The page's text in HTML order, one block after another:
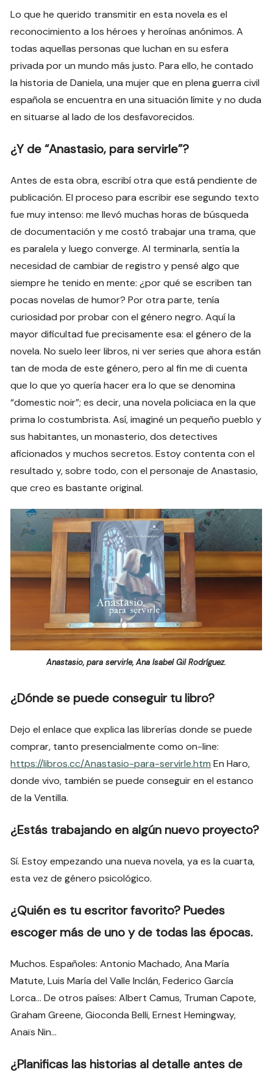
Lo que he querido transmitir en esta novela es el
reconocimiento a los héroes y heroínas anónimos. A
todas aquellas personas que luchan en su esfera
privada por un mundo más justo. Para ello, he contado
la historia de Daniela, una mujer que en plena guerra civil
española se encuentra en una situación límite y no duda
en situarse al lado de los desfavorecidos.
¿Y de “Anastasio, para servirle”?
Antes de esta obra, escribí otra que está pendiente de
publicación. El proceso para escribir ese segundo texto
fue muy intenso: me llevó muchas horas de búsqueda
de documentación y me costó trabajar una trama, que
es paralela y luego converge. Al terminarla, sentía la
necesidad de cambiar de registro y pensé algo que
siempre he tenido en mente: ¿por qué se escriben tan
pocas novelas de humor? Por otra parte, tenía
curiosidad por probar con el género negro. Aquí la
mayor dificultad fue precisamente esa: el género de la
novela. No suelo leer libros, ni ver series que ahora están
tan de moda de este género, pero al fin me di cuenta
que lo que yo quería hacer era lo que se denomina
“domestic noir”; es decir, una novela policiaca en la que
prima lo costumbrista. Así, imaginé un pequeño pueblo y
sus habitantes, un monasterio, dos detectives
aficionados y muchos secretos. Estoy contenta con el
resultado y, sobre todo, con el personaje de Anastasio,
que creo es bastante original.
Anastasio, para servirle, Ana Isabel Gil Rodríguez.
¿Dónde se puede conseguir tu libro?
Dejo el enlace que explica las librerías donde se puede
comprar, tanto presencialmente como on-line:
https://libros.cc/Anastasio-para-servirle.htm En Haro,
donde vivo, también se puede conseguir en el estanco
de la Ventilla.
¿Estás trabajando en algún nuevo proyecto?
Sí. Estoy empezando una nueva novela, ya es la cuarta,
esta vez de género psicológico.
¿Quién es tu escritor favorito? Puedes
escoger más de uno y de todas las épocas.
Muchos. Españoles: Antonio Machado, Ana María
Matute, Luis María del Valle Inclán, Federico García
Lorca… De otros países: Albert Camus, Truman Capote,
Graham Greene, Gioconda Belli, Ernest Hemingway,
Anaïs Nin…
¿Planificas las historias al detalle antes de